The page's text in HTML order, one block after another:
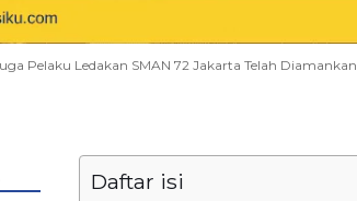
Pelaku Ledakan SMAN 72 Jakarta Telah Diamankan
Daftar isi